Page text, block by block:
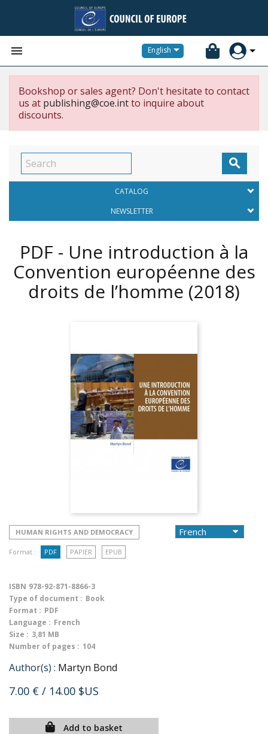
 English
Bookshop or sales agent? Don't hesitate to contact
us at publishing@coe.intto inquire about
discounts.

CATALOG
NEWSLETTER
PDF - Une introduction à la
Convention européenne des
droits de l’homme (2018)
HUMAN RIGHTS AND DEMOCRACY
Format : PDF PAPIER EPUB
ISBN 978-92-871-8866-3
Type of document : Book
Format : PDF
Language : French
Size : 3,81 MB
Number of pages : 104
Author(s) : Martyn Bond
7.00 € / 14.00 $US
Add to basket